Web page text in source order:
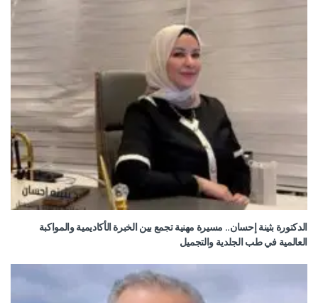
الدكتورة بثينة إحسان.. مسيرة مهنية تجمع بين الخبرة الأكاديمية والمواكبة
العالمية في طب الجلدية والتجميل